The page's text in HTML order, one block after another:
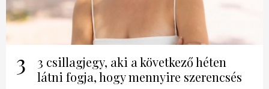
3
3 csillagjegy, aki a következő héten
látni fogja, hogy mennyire szerencsés